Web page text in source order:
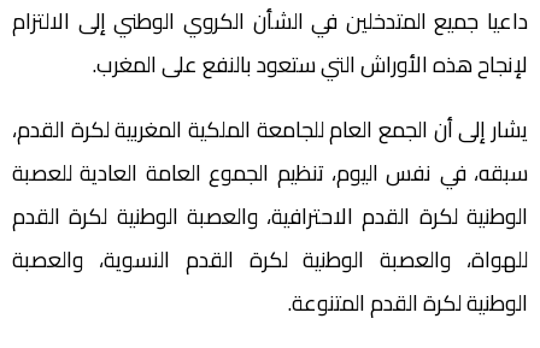
داعيا جميع المتدخلين في الشأن الكروي الوطني إلى الالتزام
لإنجاح هذه الأوراش التي ستعود بالنفع على المغرب.
يشار إلى أن الجمع العام للجامعة الملكية المغربية لكرة القدم،
سبقه، في نفس اليوم، تنظيم الجموع العامة العادية للعصبة
الوطنية لكرة القدم الاحترافية، والعصبة الوطنية لكرة القدم
للهواة، والعصبة الوطنية لكرة القدم النسوية، والعصبة
الوطنية لكرة القدم المتنوعة.